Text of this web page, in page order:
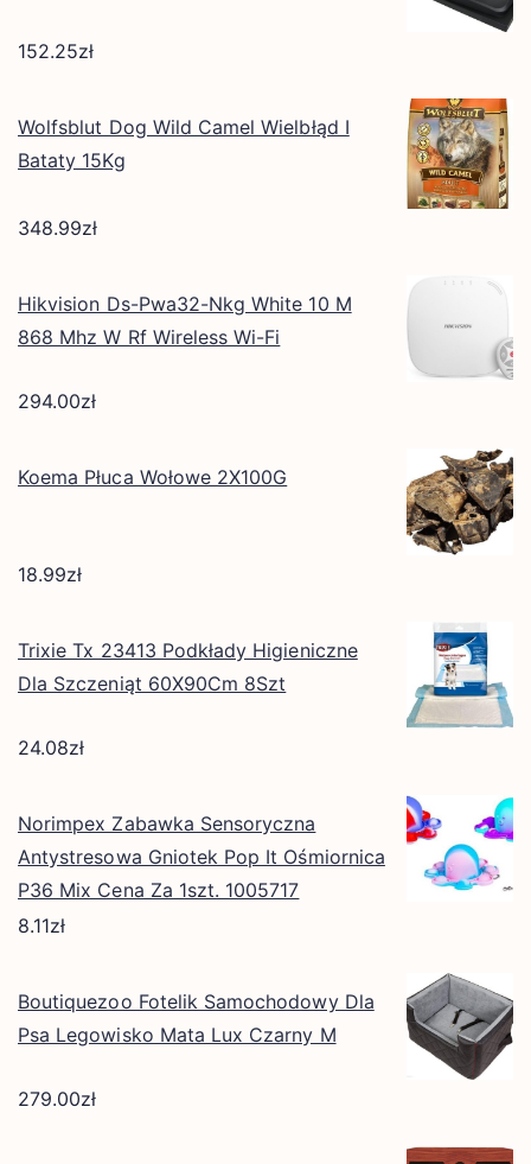
152.25zł
Wolfsblut Dog Wild Camel Wielbłąd I
Bataty 15Kg
348.99zł
Hikvision Ds-Pwa32-Nkg White 10 M
868 Mhz W Rf Wireless Wi-Fi
294.00zł
Koema Płuca Wołowe 2X100G
18.99zł
Trixie Tx 23413 Podkłady Higieniczne
Dla Szczeniąt 60X90Cm 8Szt
24.08zł
Norimpex Zabawka Sensoryczna
Antystresowa Gniotek Pop It Ośmiornica
P36 Mix Cena Za 1szt. 1005717
8.11zł
Boutiquezoo Fotelik Samochodowy Dla
Psa Legowisko Mata Lux Czarny M
279.00zł